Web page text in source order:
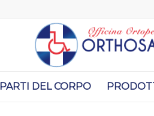
PARTI DEL CORPO